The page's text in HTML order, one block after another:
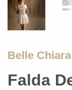
Belle Chiara
Falda